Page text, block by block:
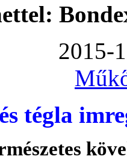
2015-
tégla